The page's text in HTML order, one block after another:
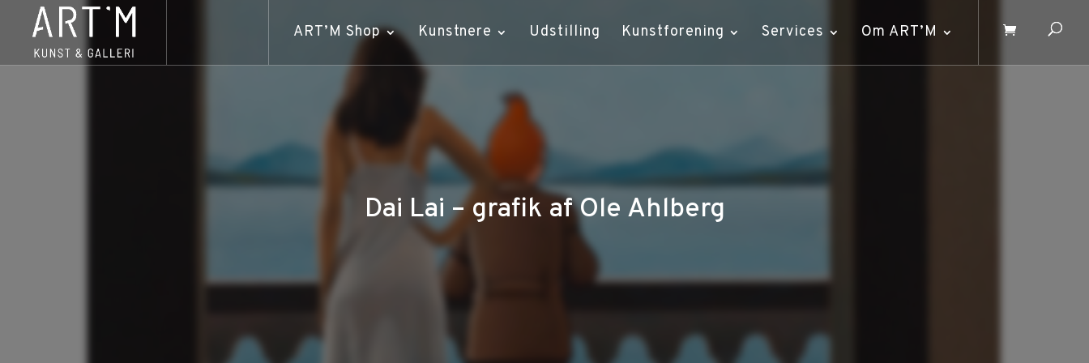
ART’M Shop Kunstnere Udstilling Kunstforening Services Om ART’M
Dai Lai – grafik af Ole Ahlberg